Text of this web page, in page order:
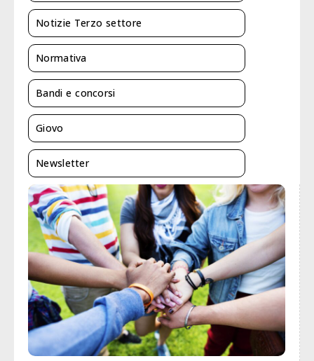
Notizie Terzo settore
Normativa
Bandi e concorsi
Giovo
Newsletter